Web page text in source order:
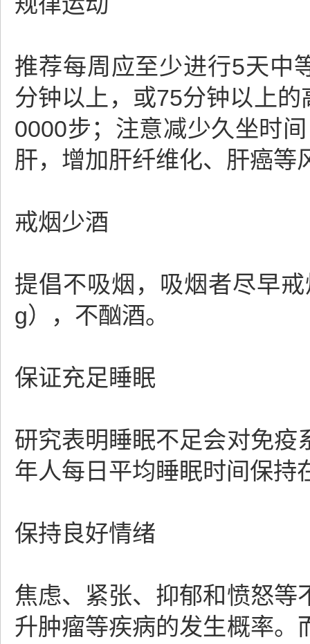
推荐每周应至少进行5天中
分钟以上，或75分钟以上
0000步；注意减少久坐时
肝，增加肝纤维化、肝癌等
戒烟少酒
提倡不吸烟，吸烟者尽早
g），不酗酒。
保证充足睡眠
研究表明睡眠不足会对免疫
年人每日平均睡眠时间保持
保持良好情绪
焦虑、紧张、抑郁和愤怒等
升肿瘤等疾病的发生概率。